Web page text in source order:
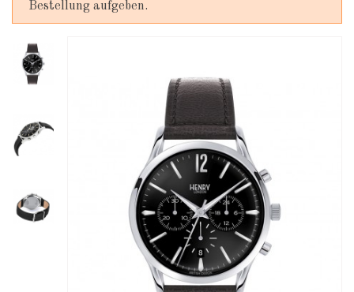
Bestellung aufgeben.